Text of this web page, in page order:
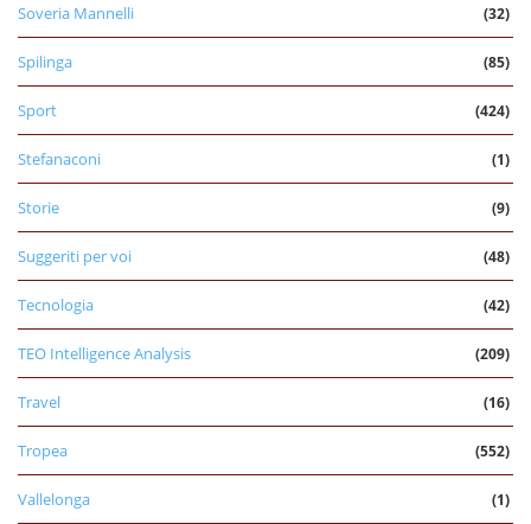
Soveria Mannelli (32)
Spilinga (85)
Sport (424)
Stefanaconi (1)
Storie (9)
Suggeriti per voi (48)
Tecnologia (42)
TEO Intelligence Analysis (209)
Travel (16)
Tropea (552)
Vallelonga (1)